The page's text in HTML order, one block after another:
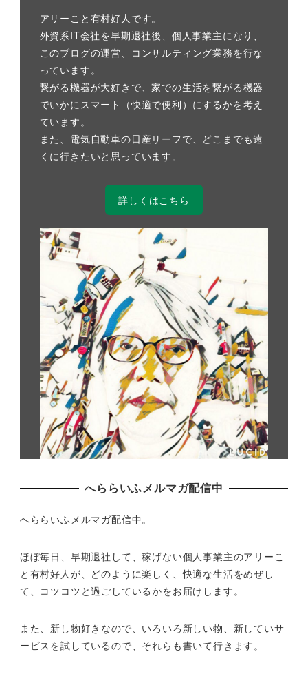
アリーこと有村好人です。
外資系IT会社を早期退社後、個人事業主になり、
このブログの運営、コンサルティング業務を行な
っています。
繋がる機器が大好きで、家での生活を繋がる機器
でいかにスマート（快適で便利）にするかを考え
ています。
また、電気自動車の日産リーフで、どこまでも遠
くに行きたいと思っています。
詳しくはこちら
へららいふメルマガ配信中
へららいふメルマガ配信中。
ほぼ毎日、早期退社して、稼げない個人事業主のアリーこ
と有村好人が、どのように楽しく、快適な生活をめぜし
て、 コツコツと過ごしているかをお届けします。
また、新し物好きなので、いろいろ新しい物、 新していサ
ービスを試しているので、それらも書いて行きます。